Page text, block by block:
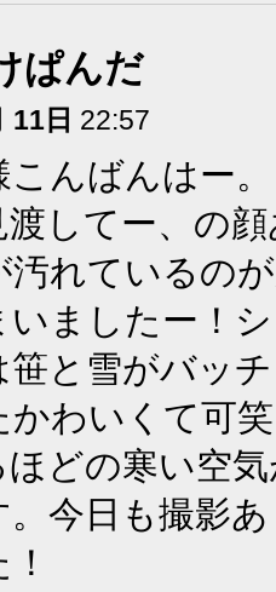
ぱんだ
11日 22:57
んばんはー
渡してー、の
汚れているの
いましたー！
笹と雪がバッ
かわいくて可
どの寒い空
。今日も撮影